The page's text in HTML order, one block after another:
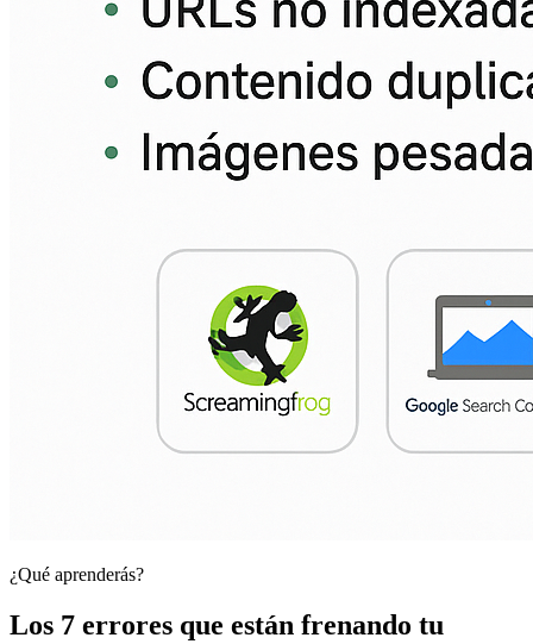
¿Qué aprenderás?
Los 7 errores que están frenando tu